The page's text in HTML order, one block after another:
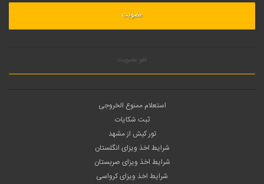
لغو عضویت
استعلام ممنوع الخروجی
ثبت شکایات
تور کیش از مشهد
شرایط اخذ ویزای انگلستان
شرایط اخذ ویزای صربستان
شرایط اخذ ویزای کرواسی